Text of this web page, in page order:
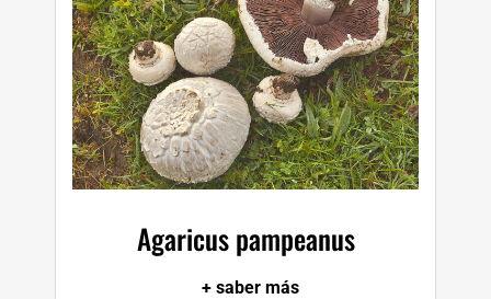
Agaricus pampeanus
+ saber más